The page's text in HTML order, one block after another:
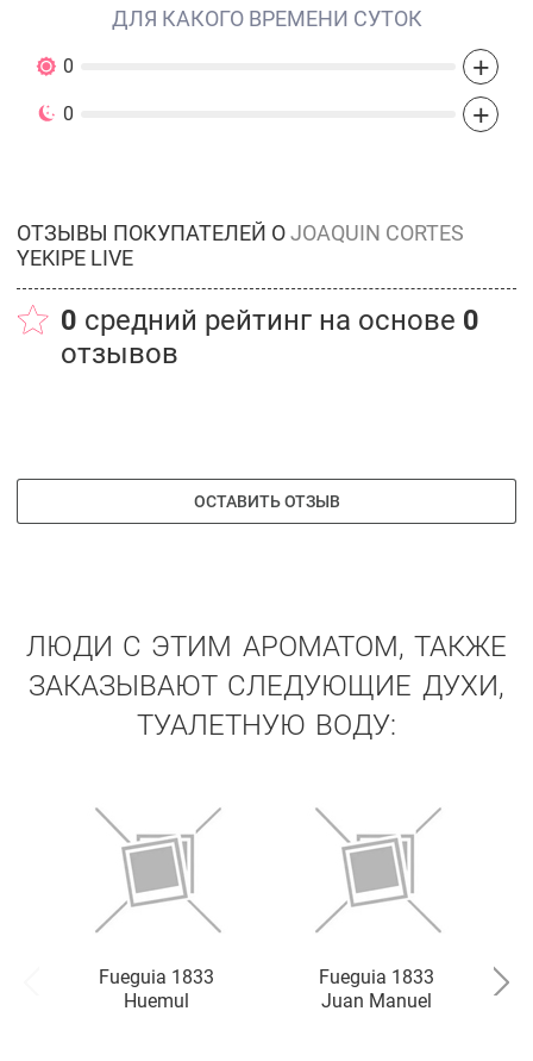
ДЛЯ КАКОГО ВРЕМЕНИ СУТОК
0 +
0 +
ОТЗЫВЫ ПОКУПАТЕЛЕЙ ОJOAQUIN CORTES
YEKIPE LIVE
0 средний рейтинг на основе 0
отзывов
ОСТАВИТЬ ОТЗЫВ
ЛЮДИ С ЭТИМ АРОМАТОМ, ТАКЖЕ
ЗАКАЗЫВАЮТ СЛЕДУЮЩИЕ ДУХИ,
ТУАЛЕТНУЮ ВОДУ:
Fueguia 1833
Huemul
Fueguia 1833
Juan Manuel